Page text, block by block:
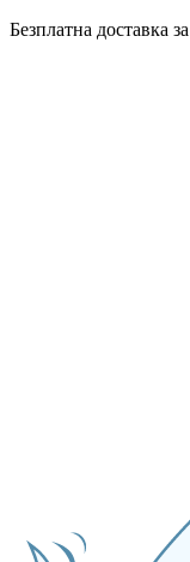
Безплатна доставка